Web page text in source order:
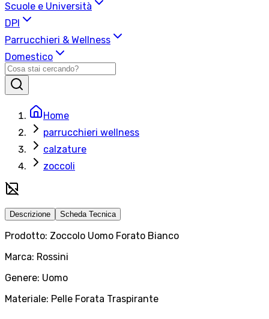
Scuole e Università
DPI
Parrucchieri & Wellness
Domestico
Home
parrucchieri wellness
calzature
zoccoli
Descrizione Scheda Tecnica
Prodotto: Zoccolo Uomo Forato Bianco
Marca: Rossini
Genere: Uomo
Materiale: Pelle Forata Traspirante